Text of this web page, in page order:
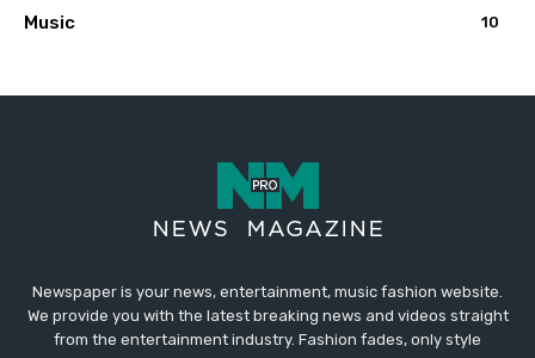
Music 10
Newspaper is your news, entertainment, music fashion website.
We provide you with the latest breaking news and videos straight
from the entertainment industry. Fashion fades, only style